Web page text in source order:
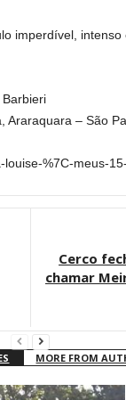
imperdível,
Araraquara – São
%7C-meus-
Cerco
chamar
MORE FROM